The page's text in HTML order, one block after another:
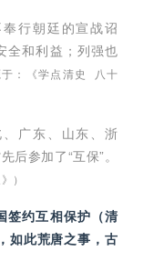
行朝廷的宣战诏
全和利益；列强也
于：《学点清史 八十
广东、山东、浙
后参加了“互保”。
）
签约互相保护（清
如此荒唐之事，古